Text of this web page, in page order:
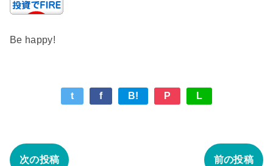
Be happy!
t f B! P L
次の投稿 前の投稿